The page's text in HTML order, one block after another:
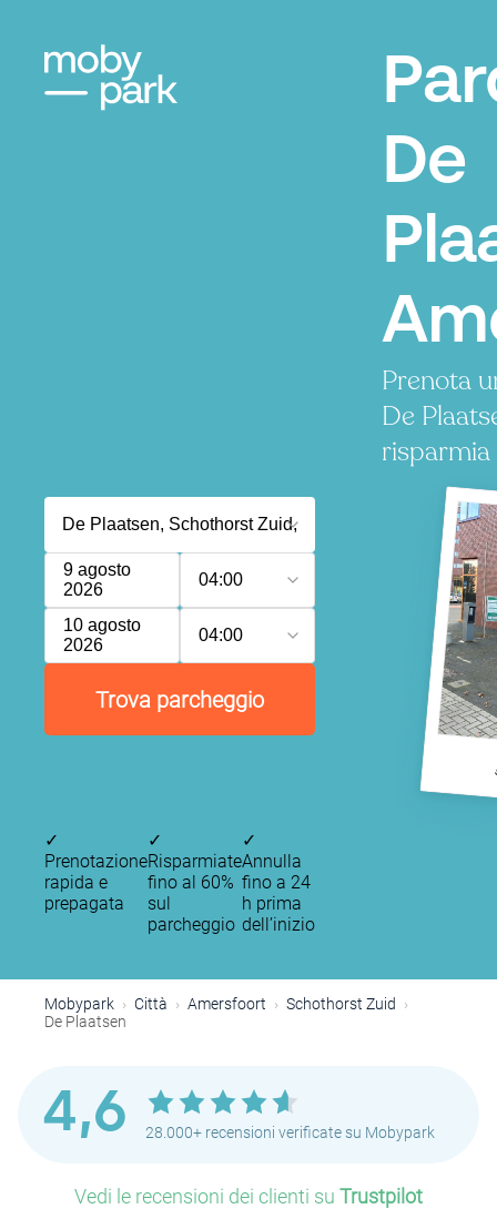
De
Prenota
De
risparmia
9 agosto
2026
04:00
10 agosto
2026
04:00
Trova parcheggio
✓
Prenotazione
rapida e
prepagata
✓
Risparmiate
fino al 60%
sul
parcheggio
✓
Annulla
fino a 24
h prima
dell’inizio
Mobypark Città Amersfoort
Schothorst Zuid
De Plaatsen
4,6 28.000+ recensioni verificate su Mobypark
Vedi le recensioni dei clienti su Trustpilot